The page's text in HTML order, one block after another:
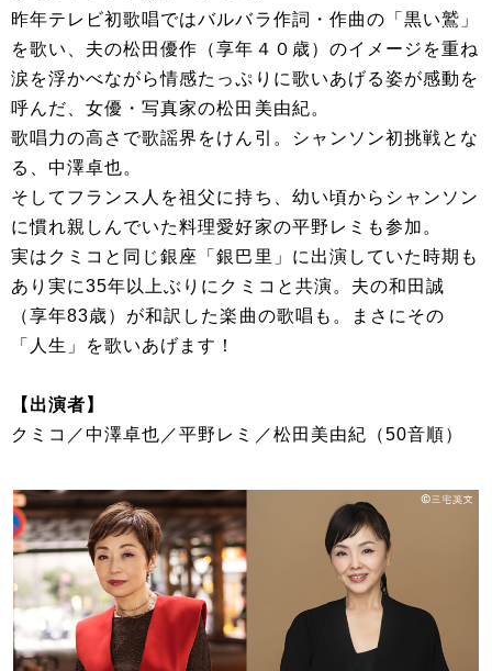
昨年テレビ初歌唱ではバルバラ作詞・作曲の「黒い鷲」
を歌い、夫の松田優作（享年４０歳）のイメージを重ね
涙を浮かべながら情感たっぷりに歌いあげる姿が感動を
呼んだ、女優・写真家の松田美由紀。
歌唱力の高さで歌謡界をけん引。シャンソン初挑戦とな
る、中澤卓也。
そしてフランス人を祖父に持ち、幼い頃からシャンソン
に慣れ親しんでいた料理愛好家の平野レミも参加。
実はクミコと同じ銀座「銀巴里」に出演していた時期も
あり実に35年以上ぶりにクミコと共演。夫の和田誠
（享年83歳）が和訳した楽曲の歌唱も。まさにその
「人生」を歌いあげます！
【出演者】
クミコ／中澤卓也／平野レミ／松田美由紀（50音順）